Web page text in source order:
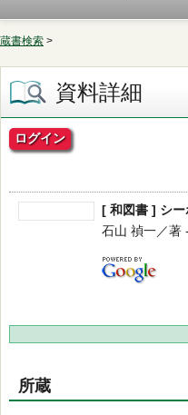
蔵書検索 >
資料詳細
ログイン
[ 和図書 ] シー
石山 禎一／著
所蔵